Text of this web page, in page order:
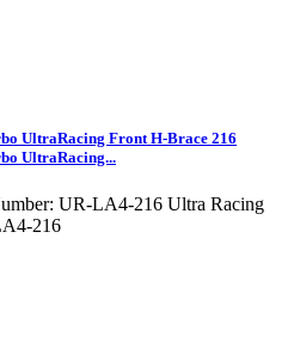
UltraRacing Front H-Brace 216
UltraRacing...
UR-LA4-216 Ultra Racing
216